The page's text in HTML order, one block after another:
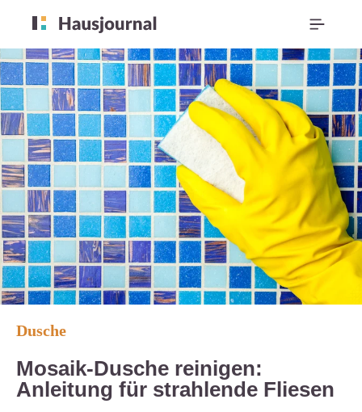
Dusche
Mosaik-Dusche reinigen:
Anleitung für strahlende Fliesen